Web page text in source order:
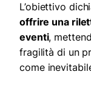
L’obiettivo
offrire una
eventi,
fragilità di un
come